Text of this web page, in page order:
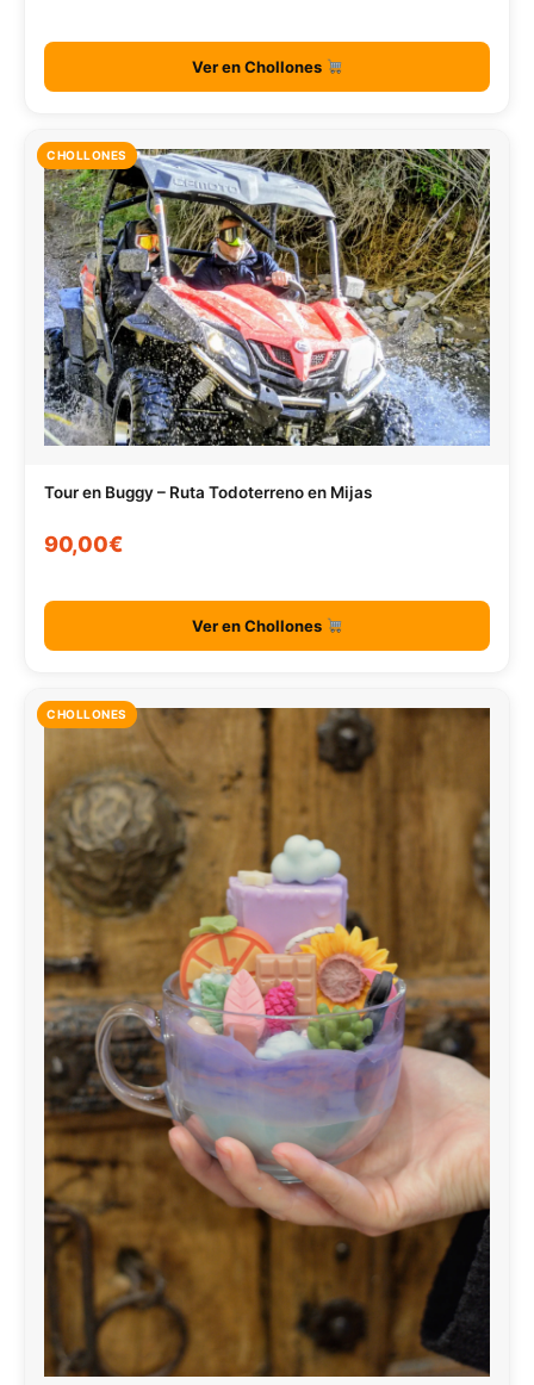
Ver en Chollones
CHOLLONES
Tour en Buggy – Ruta Todoterreno en Mijas
90,00€
Ver en Chollones
CHOLLONES